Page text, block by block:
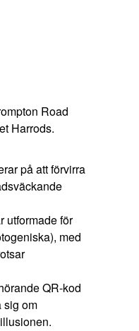
Road
Harrods.
på att förvirra
utformade för
med
QR-kod
sig om